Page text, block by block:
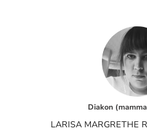
Diakon
LARISA MARGRETHE